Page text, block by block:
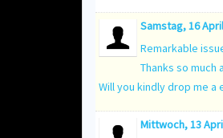
Samstag, 16
Remarkable
Thanks so much
Will you kindly drop me a
Mittwoch, 13